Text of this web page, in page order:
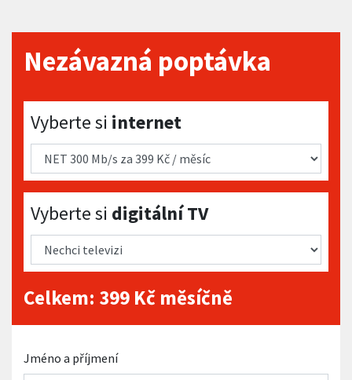
Nezávazná poptávka
Vyberte si internet
Vyberte si internet
Vyberte si digitální TV
Vyberte si digitální TV
Celkem: 399 Kč měsíčně
Jméno a příjmení